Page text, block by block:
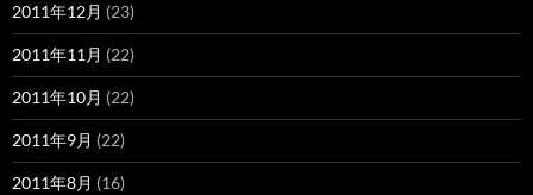
2011年12月 (23)
2011年11月 (22)
2011年10月 (22)
2011年9月 (22)
2011年8月 (16)